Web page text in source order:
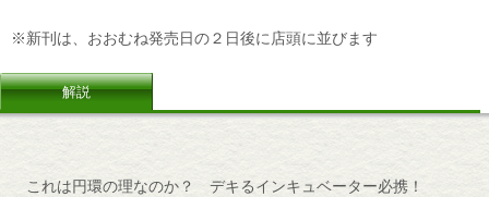
※新刊は、おおむね発売日の２日後に店頭に並びます
解説
これは円環の理なのか？ デキるインキュベーター必携！